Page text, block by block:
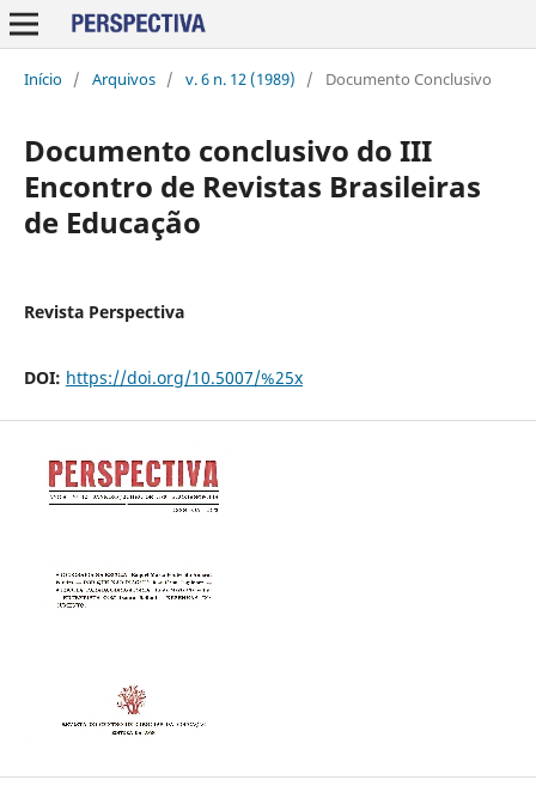
Início / Arquivos / v. 6 n. 12 (1989) / Documento Conclusivo
Documento conclusivo do III
Encontro de Revistas Brasileiras
de Educação
Revista Perspectiva
DOI: https://doi.org/10.5007/%25x